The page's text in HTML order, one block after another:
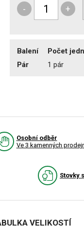
- +
Balení Počet
Pár
1 pár
Osobní odběr
Ve 3 kamenných
Stovky
VELIKOSTÍ